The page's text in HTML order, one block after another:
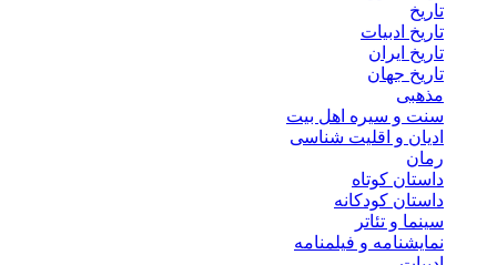
تاریخ
تاریخ ادبیات
تاریخ ایران
تاریخ جهان
مذهبی
سنت و سیره اهل بیت
ادیان و اقلیت شناسی
رمان
داستان کوتاه
داستان کودکانه
سینما و تئاتر
نمایشنامه و فیلمنامه